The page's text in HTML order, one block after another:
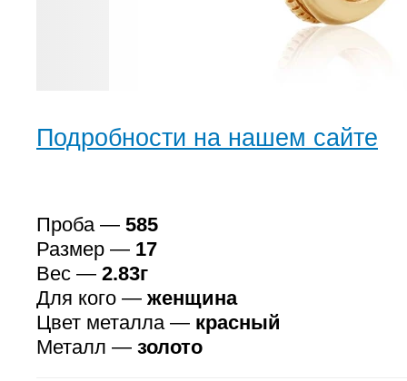
Подробности на нашем сайте
Проба — 585
Размер — 17
Вес — 2.83г
Для кого — женщина
Цвет металла — красный
Металл — золото